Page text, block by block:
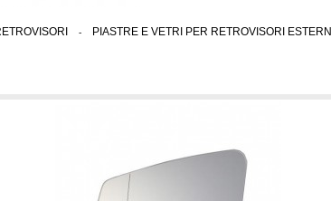
> PIASTRE E VETRI PER RETROVISORI ESTERNI